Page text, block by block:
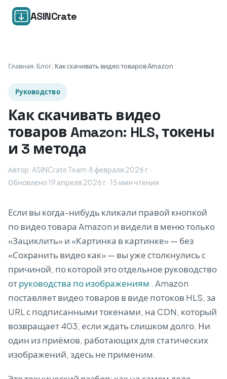
ASINCrate
Главная/Блог/Как скачивать видео товаров Amazon
Руководство
Как скачивать видео
товаров Amazon: HLS, токены
и 3 метода
Автор: ASINCrate Team·8 февраля 2026 г. ·
Обновлено 19 апреля 2026 г. ·15 мин чтения
Если вы когда-нибудь кликали правой кнопкой
по видео товара Amazon и видели в меню только
«Зациклить» и «Картинка в картинке» — без
«Сохранить видео как» — вы уже столкнулись с
причиной, по которой это отдельное руководство
отруководства по изображениям . Amazon
поставляет видео товаров в виде потоков HLS, за
URL с подписанными токенами, на CDN, который
возвращает 403, если ждать слишком долго. Ни
один из приёмов, работающих для статических
изображений, здесь не применим.